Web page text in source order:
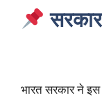
भारत सरकार ने